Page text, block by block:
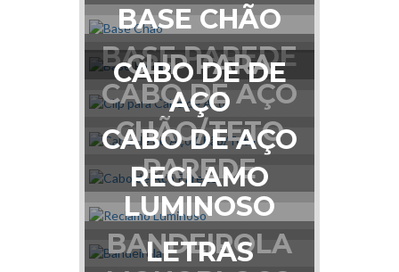
BASE CHÃO
BASE PAREDE
CLIP PARA
CABO DE AÇO
CABO DE DE
AÇO
CHÃO/TETO
CABO DE AÇO
PAREDE
RECLAMO
LUMINOSO
BANDEIROLA
LETRAS